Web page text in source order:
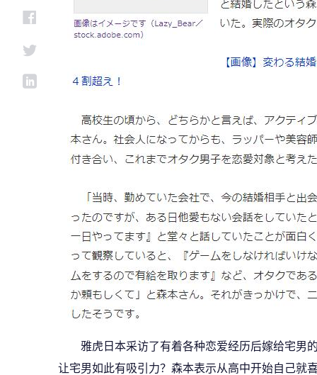
雅虎日本采访了有着各种恋爱经历后嫁给宅男
让宅男如此有吸引力？森本表示从高中开始自己就